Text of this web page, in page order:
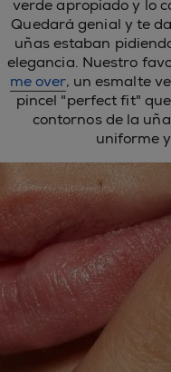
verde apropiado y lo
Quedará genial y te
uñas estaban
elegancia. Nuestro
me over, un esmalte
pincel "perfect fit"
contornos de la
uniforme